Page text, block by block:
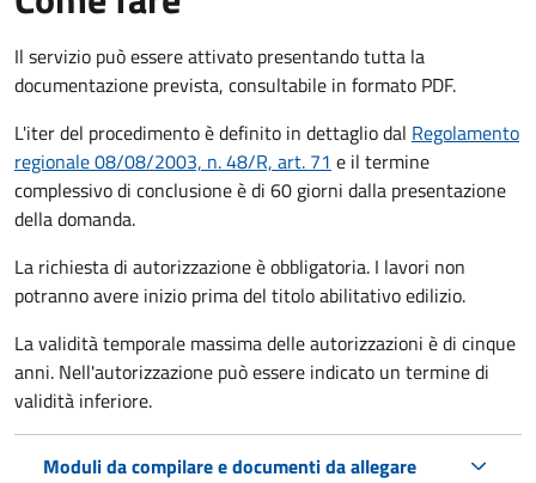
Il servizio può essere attivato presentando tutta la
documentazione prevista, consultabile in formato PDF.
L'iter del procedimento è definito in dettaglio dal Regolamento
regionale 08/08/2003, n. 48/R, art. 71 e il termine
complessivo di conclusione è di 60 giorni dalla presentazione
della domanda.
La richiesta di autorizzazione è obbligatoria. I lavori non
potranno avere inizio prima del titolo abilitativo edilizio.
La validità temporale massima delle autorizzazioni è di cinque
anni. Nell'autorizzazione può essere indicato un termine di
validità inferiore.
Moduli da compilare e documenti da allegare